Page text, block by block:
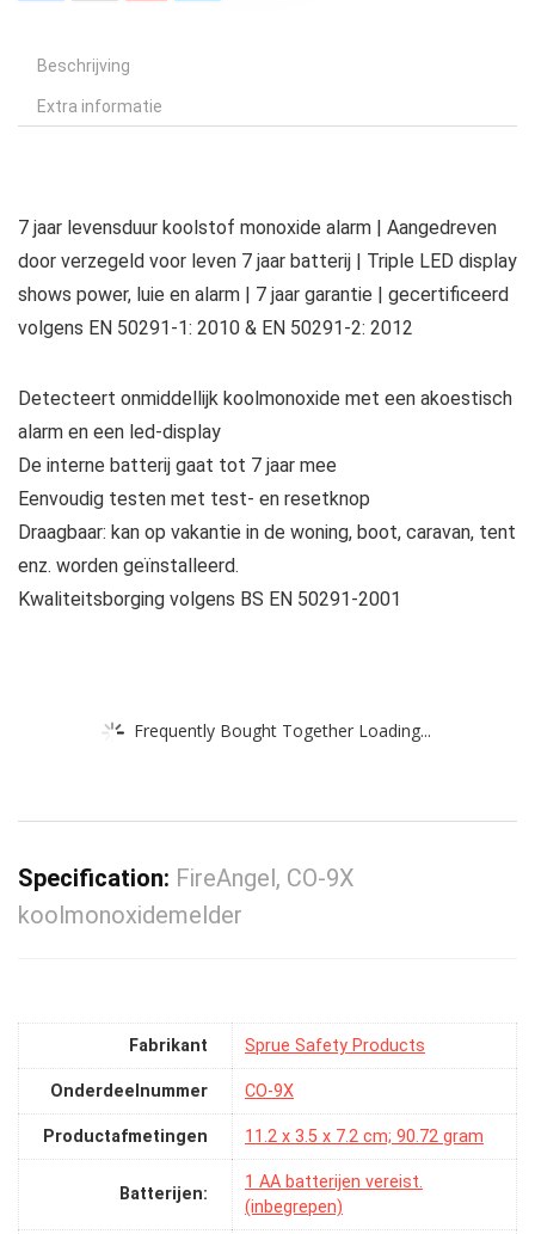
Beschrijving
Extra informatie
7 jaar levensduur koolstof monoxide alarm | Aangedreven
door verzegeld voor leven 7 jaar batterij | Triple LED display
shows power, luie en alarm | 7 jaar garantie | gecertificeerd
volgens EN 50291-1: 2010 & EN 50291-2: 2012
Detecteert onmiddellijk koolmonoxide met een akoestisch
alarm en een led-display
De interne batterij gaat tot 7 jaar mee
Eenvoudig testen met test- en resetknop
Draagbaar: kan op vakantie in de woning, boot, caravan, tent
enz. worden geïnstalleerd.
Kwaliteitsborging volgens BS EN 50291-2001
Frequently Bought Together Loading...
Specification: FireAngel, CO-9X
koolmonoxidemelder
Fabrikant ‎Sprue Safety Products
Onderdeelnummer ‎CO-9X
Productafmetingen ‎11.2 x 3.5 x 7.2 cm; 90.72 gram
Batterijen:
‎1 AA batterijen vereist.
(inbegrepen)